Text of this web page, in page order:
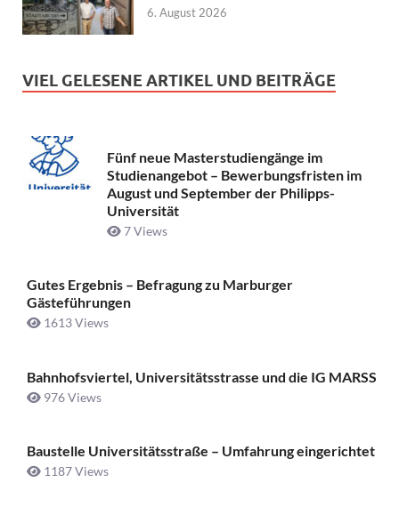
6. August 2026
VIEL GELESENE ARTIKEL UND BEITRÄGE
Fünf neue Masterstudiengänge im
Studienangebot – Bewerbungsfristen im
August und September der Philipps-
Universität
7 Views
Gutes Ergebnis – Befragung zu Marburger
Gästeführungen
1613 Views
Bahnhofsviertel, Universitätsstrasse und die IG MARSS
976 Views
Baustelle Universitätsstraße ­– Umfahrung eingerichtet
1187 Views